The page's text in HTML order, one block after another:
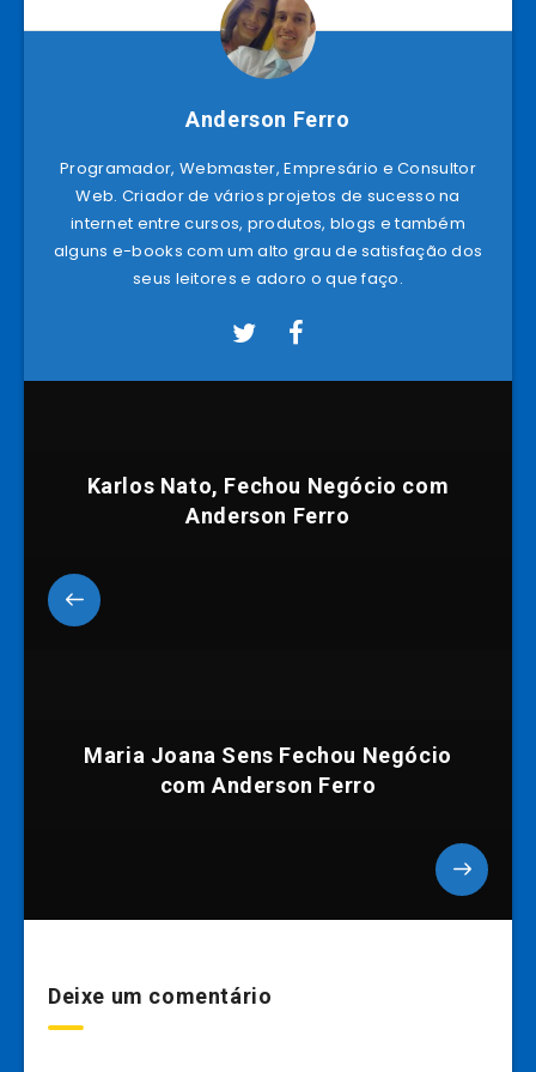
Anderson Ferro
Programador, Webmaster, Empresário e Consultor
Web. Criador de vários projetos de sucesso na
internet entre cursos, produtos, blogs e também
alguns e-books com um alto grau de satisfação dos
seus leitores e adoro o que faço.
Karlos Nato, Fechou Negócio com
Anderson Ferro
Maria Joana Sens Fechou Negócio
com Anderson Ferro
Deixe um comentário